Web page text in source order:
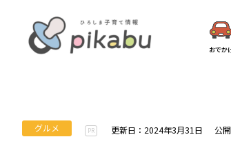
おでか
グルメ PR 更新日：2024年3月31日 公